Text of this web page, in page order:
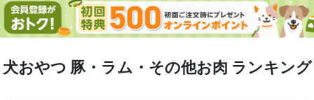
犬おやつ 豚・ラム・その他お肉 ランキング